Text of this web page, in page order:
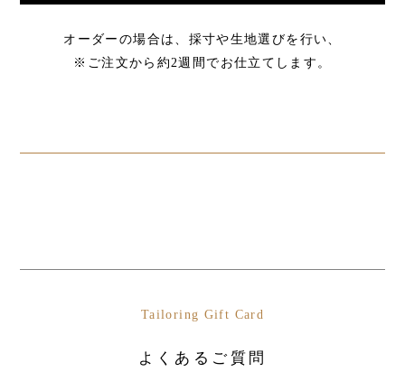
オーダーの場合は、採寸や生地選びを行い、
※ご注文から約2週間でお仕立てします。
Tailoring Gift Card
よくあるご質問